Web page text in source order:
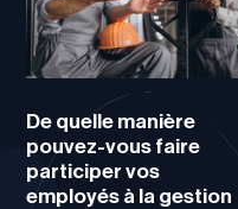
De quelle manière
pouvez-vous faire
participer vos
employés à la gestion